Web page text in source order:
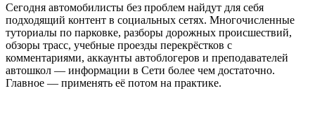
Сегодня автомобилисты без проблем найдут для себя
подходящий контент в социальных сетях. Многочисленные
туториалы по парковке, разборы дорожных происшествий,
обзоры трасс, учебные проезды перекрёстков с
комментариями, аккаунты автоблогеров и преподавателей
автошкол — информации в Сети более чем достаточно.
Главное — применять её потом на практике.